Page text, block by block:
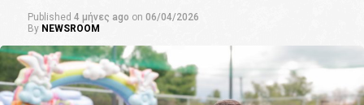
Published 4 μήνες ago on 06/04/2026
By NEWSROOM